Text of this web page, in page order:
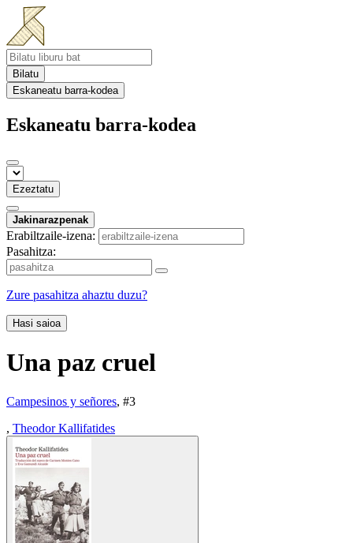
Bilatu
Eskaneatu barra-kodea
Eskaneatu barra-kodea
Ezeztatu
Jakinarazpenak
Erabiltzaile-izena:
Pasahitza:
Zure pasahitza ahaztu duzu?
Hasi saioa
Una paz cruel
Campesinos y señores, #3
, Theodor Kallifatides